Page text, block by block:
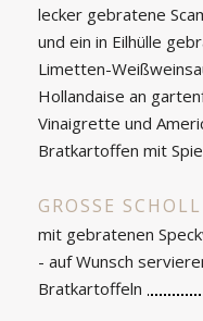
lecker gebratene
und ein in Eilhülle
Limetten-
Hollandaise an
Vinaigrette und
Bratkartoffen mit
GROSSE
mit gebratenen
- auf Wunsch
Bratkartoffeln